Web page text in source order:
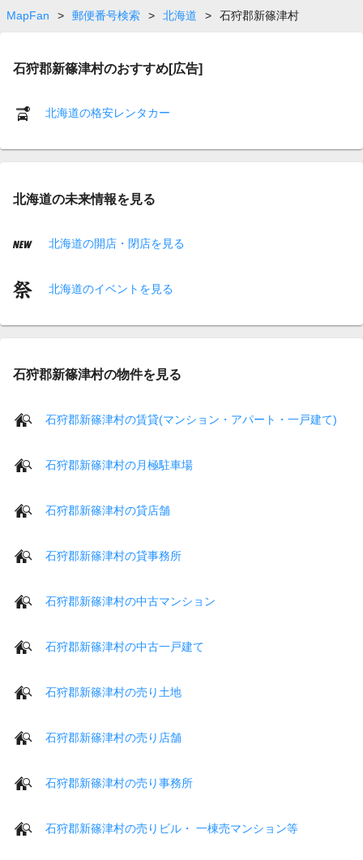
MapFan > 郵便番号検索 > 北海道 > 石狩郡新篠津村
石狩郡新篠津村のおすすめ[広告]
北海道の格安レンタカー
北海道の未来情報を見る
北海道の開店・閉店を見る
北海道のイベントを見る
石狩郡新篠津村の物件を見る
石狩郡新篠津村の賃貸(マンション・アパート・一戸建て)
石狩郡新篠津村の月極駐車場
石狩郡新篠津村の貸店舗
石狩郡新篠津村の貸事務所
石狩郡新篠津村の中古マンション
石狩郡新篠津村の中古一戸建て
石狩郡新篠津村の売り土地
石狩郡新篠津村の売り店舗
石狩郡新篠津村の売り事務所
石狩郡新篠津村の売りビル・ 一棟売マンション等